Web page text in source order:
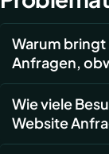
Warum bringt
Anfragen,
Wie viele
Website